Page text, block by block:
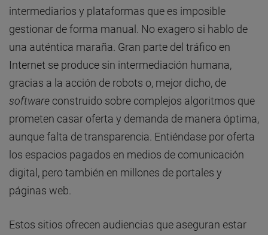
intermediarios y plataformas que es imposible
gestionar de forma manual. No exagero si hablo de
una auténtica maraña. Gran parte del tráfico en
Internet se produce sin intermediación humana,
gracias a la acción de robots o, mejor dicho, de
software construido sobre complejos algoritmos que
prometen casar oferta y demanda de manera óptima,
aunque falta de transparencia. Entiéndase por oferta
los espacios pagados en medios de comunicación
digital, pero también en millones de portales y
páginas web.
Estos sitios ofrecen audiencias que aseguran estar